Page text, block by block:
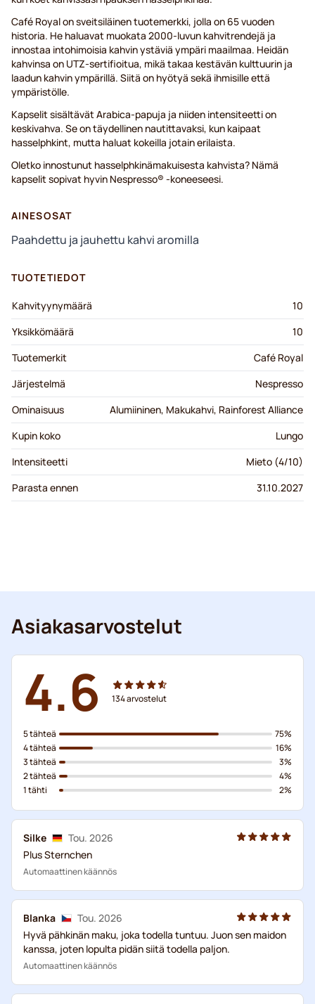
Café Royal on sveitsiläinen tuotemerkki, jolla on 65 vuoden
historia. He haluavat muokata 2000-luvun kahvitrendejä ja
innostaa intohimoisia kahvin ystäviä ympäri maailmaa. Heidän
kahvinsa on UTZ-sertifioitua, mikä takaa kestävän kulttuurin ja
laadun kahvin ympärillä. Siitä on hyötyä sekä ihmisille että
ympäristölle.
Kapselit sisältävät Arabica-papuja ja niiden intensiteetti on
keskivahva. Se on täydellinen nautittavaksi, kun kaipaat
hasselphkint, mutta haluat kokeilla jotain erilaista.
Oletko innostunut hasselphkinämakuisesta kahvista? Nämä
kapselit sopivat hyvin Nespresso® -koneeseesi.
AINESOSAT
Paahdettu ja jauhettu kahvi aromilla
TUOTETIEDOT
Kahvityynymäärä
10
Yksikkömäärä
10
Tuotemerkit
Café Royal
Järjestelmä
Nespresso
Ominaisuus
Alumiininen, Makukahvi, Rainforest Alliance
Kupin koko
Lungo
Intensiteetti
Mieto (4/10)
Parasta ennen
31.10.2027
Asiakasarvostelut
4.6 134arvostelut
5 tähteä
4 tähteä
3 tähteä
2 tähteä
1 tähti
75%
16%
3%
4%
2%
Silke
Tou. 2026
Plus Sternchen
Automaattinen käännös
Blanka
Tou. 2026
Hyvä pähkinän maku, joka todella tuntuu. Juon sen maidon
kanssa, joten lopulta pidän siitä todella paljon.
Automaattinen käännös